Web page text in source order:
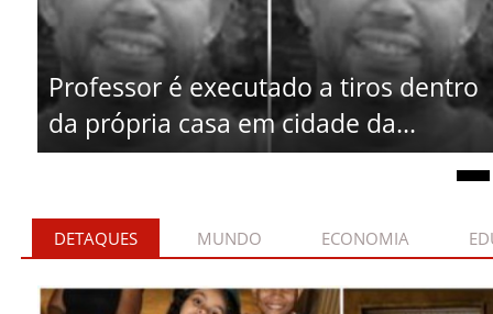
Professor é executado a tiros dentro
da própria casa em cidade da...
DETAQUES MUNDO ECONOMIA